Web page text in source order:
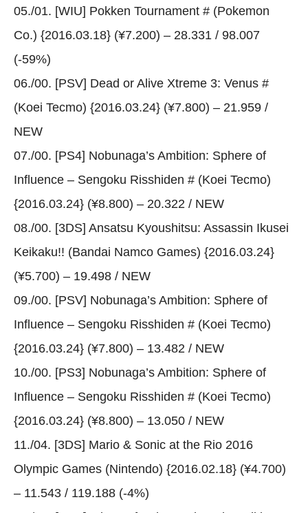
05./01. [WIU] Pokken Tournament # (Pokemon
Co.) {2016.03.18} (¥7.200) – 28.331 / 98.007
(-59%)
06./00. [PSV] Dead or Alive Xtreme 3: Venus #
(Koei Tecmo) {2016.03.24} (¥7.800) – 21.959 /
NEW
07./00. [PS4] Nobunaga’s Ambition: Sphere of
Influence – Sengoku Risshiden # (Koei Tecmo)
{2016.03.24} (¥8.800) – 20.322 / NEW
08./00. [3DS] Ansatsu Kyoushitsu: Assassin Ikusei
Keikaku!! (Bandai Namco Games) {2016.03.24}
(¥5.700) – 19.498 / NEW
09./00. [PSV] Nobunaga’s Ambition: Sphere of
Influence – Sengoku Risshiden # (Koei Tecmo)
{2016.03.24} (¥7.800) – 13.482 / NEW
10./00. [PS3] Nobunaga’s Ambition: Sphere of
Influence – Sengoku Risshiden # (Koei Tecmo)
{2016.03.24} (¥8.800) – 13.050 / NEW
11./04. [3DS] Mario & Sonic at the Rio 2016
Olympic Games (Nintendo) {2016.02.18} (¥4.700)
– 11.543 / 119.188 (-4%)